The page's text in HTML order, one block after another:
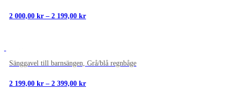
2 000,00 kr – 2 199,00 krPrisintervall:
Sänggavel till barnsängen, Grå/blå regnbåge
2 199,00 kr – 2 399,00 krPrisintervall: